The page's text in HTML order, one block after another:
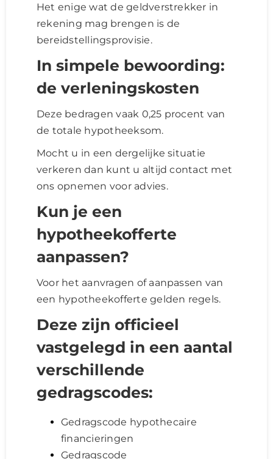
Het enige wat de geldverstrekker in
rekening mag brengen is de
bereidstellingsprovisie.
In simpele bewoording:
de verleningskosten
Deze bedragen vaak 0,25 procent van
de totale hypotheeksom.
Mocht u in een dergelijke situatie
verkeren dan kunt u altijd contact met
ons opnemen voor advies.
Kun je een
hypotheekofferte
aanpassen?
Voor het aanvragen of aanpassen van
een hypotheekofferte gelden regels.
Deze zijn officieel
vastgelegd in een aantal
verschillende
gedragscodes:
Gedragscode hypothecaire
financieringen
Gedragscode